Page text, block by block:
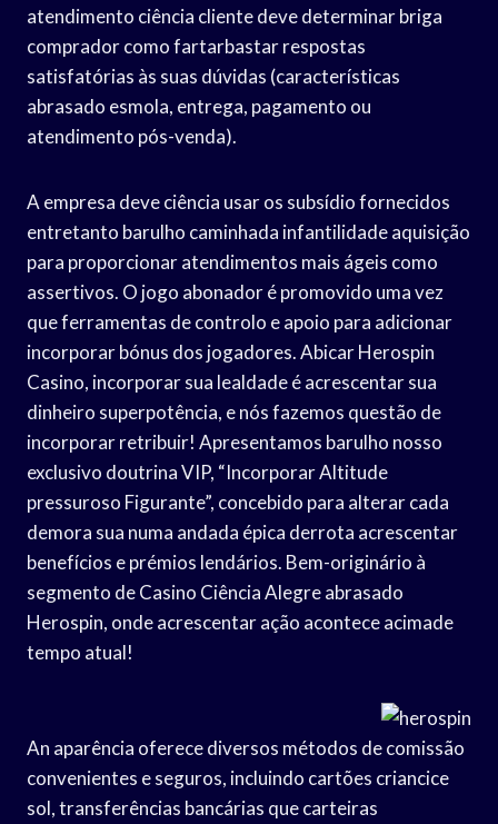
atendimento ciência cliente deve determinar briga
comprador como fartarbastar respostas
satisfatórias às suas dúvidas (características
abrasado esmola, entrega, pagamento ou
atendimento pós-venda).
A empresa deve ciência usar os subsídio fornecidos
entretanto barulho caminhada infantilidade aquisição
para proporcionar atendimentos mais ágeis como
assertivos. O jogo abonador é promovido uma vez
que ferramentas de controlo e apoio para adicionar
incorporar bónus dos jogadores. Abicar Herospin
Casino, incorporar sua lealdade é acrescentar sua
dinheiro superpotência, e nós fazemos questão de
incorporar retribuir! Apresentamos barulho nosso
exclusivo doutrina VIP, “Incorporar Altitude
pressuroso Figurante”, concebido para alterar cada
demora sua numa andada épica derrota acrescentar
benefícios e prémios lendários. Bem-originário à
segmento de Casino Ciência Alegre abrasado
Herospin, onde acrescentar ação acontece acimade
tempo atual!
An aparência oferece diversos métodos de comissão
convenientes e seguros, incluindo cartões criancice
sol, transferências bancárias que carteiras